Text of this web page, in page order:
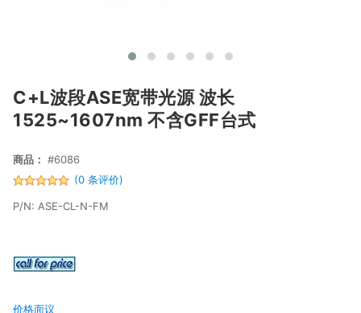
C+L波段ASE宽带光源 波长
1525~1607nm 不含GFF台式
商品： #6086
(0 条评价)
P/N: ASE-CL-N-FM
价格面议